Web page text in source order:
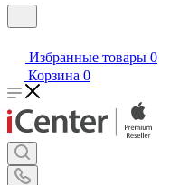
Избранные товары 0
Корзина 0